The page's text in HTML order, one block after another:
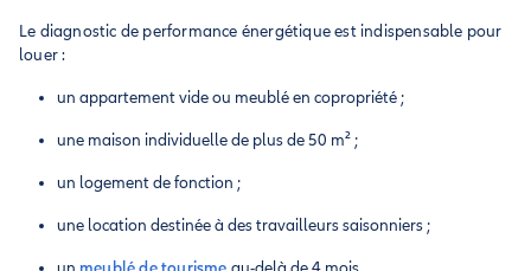
Le diagnostic de performance énergétique est indispensable pour
louer :
un appartement vide ou meublé en copropriété ;
une maison individuelle de plus de 50 m² ;
un logement de fonction ;
une location destinée à des travailleurs saisonniers ;